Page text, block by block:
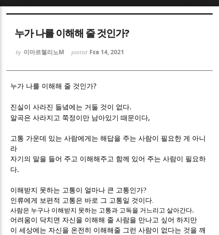
누가 나를 이해해 줄 것인가?
by 이마르첼리노M posted Feb 14, 2021
누가 나를 이해해 줄 것인가?
진실이 사라진 들녘에는 거둘 것이 없다.
알곡은 사라지고 쭉정이만 남아있기 때문이다,
고통 가운데 있는 사람에게는 해답을 주는 사람이 필요한 게 아니
라
자기의 말을 들어 주고 이해해주고 함께 있어 주는 사람이 필요하
다.
이해받지 못하는 고통이 얼마나 큰 고통인가?
인류에게 보편적 고통은 바로 그 고통일 것이다.
사람은 누구나 이해받지 못하는 고통과 고독을 거느리고 살아간다.
어려움이 닥치면 자신을 이해해 줄 사람을 만나고 싶어 하지만
이 세상에는 자신을 온전히 이해해줄 그런 사람이 없다는 것을 깨
Sketchbook5, 스케치북5
Sketchbook5, 스케치북5
Sketchbook5, 스케치북5
Sketchbook5, 스케치북5